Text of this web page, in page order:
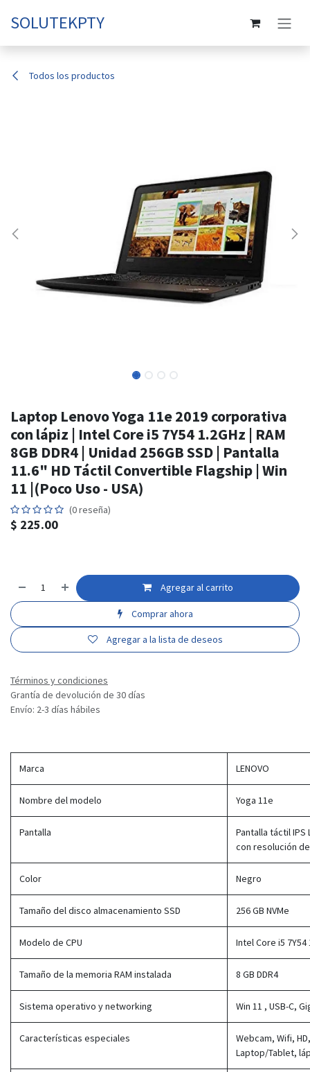
SOLUTEKPTY
Todos los productos
Laptop Lenovo Yoga 11e 2019 corporativa
con lápiz | Intel Core i5 7Y54 1.2GHz | RAM
8GB DDR4 | Unidad 256GB SSD | Pantalla
11.6" HD Táctil Convertible Flagship | Win
11 |(Poco Uso - USA)
(0 reseña)
$ 225.00
Agregar al carrito
Comprar ahora
Agregar a la lista de deseos
Términos y condiciones
Grantía de devolución de 30 días
Envío: 2-3 días hábiles
Marca LENOVO
Nombre del modelo Yoga 11e
Pantalla
Pantalla táctil IPS
con resolución
Color Negro
Tamaño del disco almacenamiento SSD 256 GB NVMe
Modelo de CPU Intel Core i5 7Y54
Tamaño de la memoria RAM instalada 8 GB DDR4
Sistema operativo y networking Win 11 , USB-C,
Características especiales
Webcam, Wifi,
Laptop/Tablet,